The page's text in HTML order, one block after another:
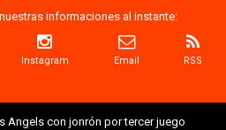
informaciones al instante:
Instagram Email RSS
Angels con jonrón por tercer juego